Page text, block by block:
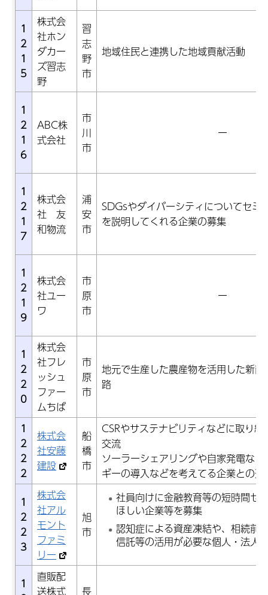
1
2
1
5
株式会
社ホン
ダカー
ズ習志
野
習
志
野
市
地域住民と連携した地域貢献活動
1
2
1
6
ABC株
式会社
市
川
市
ー
1
2
1
7
株式会
社 友
和物流
浦
安
市
SDGsやダイバーシティについてセミ
を説明してくれる企業の募集
1
2
1
9
株式会
社ユー
ワ
市
原
市
ー
1
2
2
0
株式会
社フレ
ッシュ
ファー
ムちば
市
原
市
地元で生産した農産物を活用した新
路
1
2
2
2
株式会
社安藤
建設
船
橋
市
CSRやサステナビリティなどに取り
交流
ソーラーシェアリングや自家発電な
ギーの導入などを考えてる企業との連
1
2
2
3
株式会
社アル
モント
ファミ
リー
旭
市
社員向けに金融教育等の短時間セ
ほしい企業等を募集
認知症による資産凍結や、相続前
信託等の活用が必要な個人・法人
1
直販配
送株式
長